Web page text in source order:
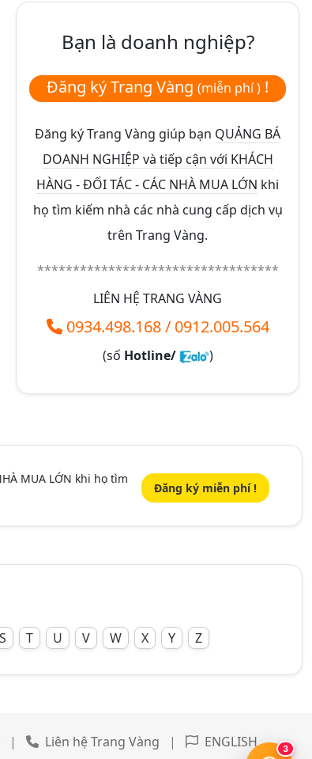
Bạn là doanh nghiệp?
Đăng ký Trang Vàng (miễn phí ) !
Đăng ký Trang Vàng giúp bạn QUẢNG BÁ
DOANH NGHIỆP và tiếp cận với KHÁCH
HÀNG - ĐỐI TÁC - CÁC NHÀ MUA LỚN khi
họ tìm kiếm nhà các nhà cung cấp dịch vụ
trên Trang Vàng.
**********************************
LIÊN HỆ TRANG VÀNG
0934.498.168/ 0912.005.564
(số Hotline/ )
3
MUA LỚN khi họ tìm
Đăng ký miễn phí !
S T U V W X Y Z
| Liên hệ Trang Vàng | ENGLISH